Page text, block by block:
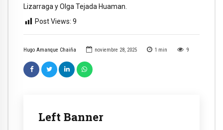
Hugo Amanque Chaiña noviembre 28, 2025 1 min 9
Left Banner
Lizarraga y Olga Tejada Huaman.
Post Views: 9